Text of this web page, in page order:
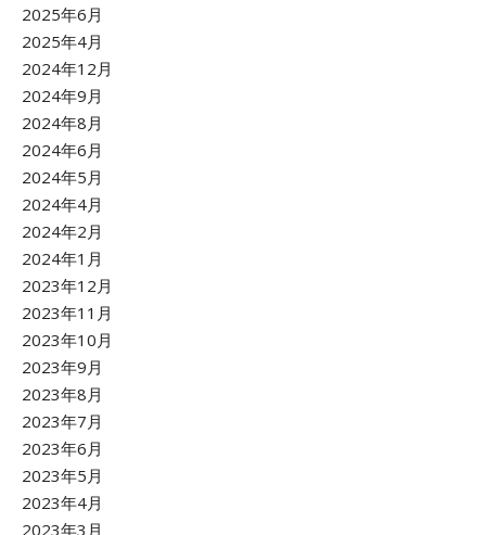
2025年6月
2025年4月
2024年12月
2024年9月
2024年8月
2024年6月
2024年5月
2024年4月
2024年2月
2024年1月
2023年12月
2023年11月
2023年10月
2023年9月
2023年8月
2023年7月
2023年6月
2023年5月
2023年4月
2023年3月